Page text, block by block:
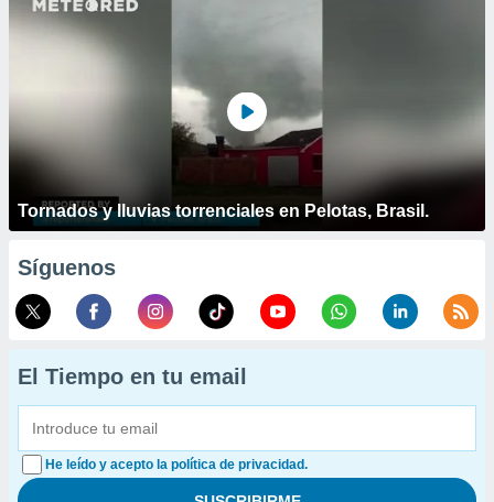
Tornados y lluvias torrenciales en Pelotas, Brasil.
Síguenos
El Tiempo en tu email
He leído y acepto la política de privacidad.